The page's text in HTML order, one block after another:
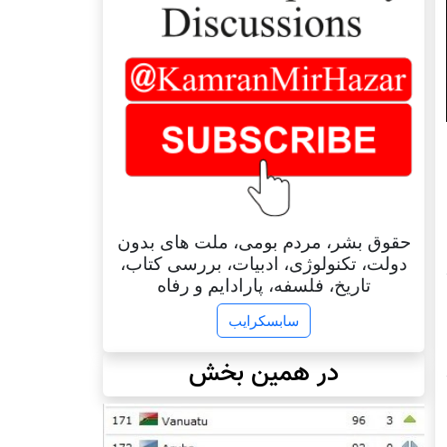
حقوق بشر، مردم بومی، ملت های بدون
دولت، تکنولوژی، ادبیات، بررسی کتاب،
تاریخ، فلسفه، پارادایم و رفاه
سابسکرایب
در همین بخش